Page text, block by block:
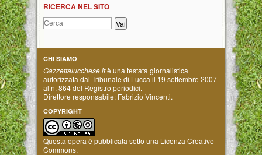
RICERCA NEL SITO
CHI SIAMO
Gazzettalucchese.itè una testata giornalistica
autorizzata dal Tribunale di Lucca il 19 settembre 2007
al n. 864 del Registro periodici.
Direttore responsabile: Fabrizio Vincenti.
COPYRIGHT
Questa opera è pubblicata sotto una Licenza Creative
Commons.